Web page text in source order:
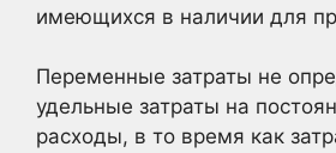
имеющихся в наличии для
Переменные затраты не
удельные затраты на
расходы, в то время как